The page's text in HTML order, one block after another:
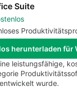
Suite
herunterladen für
leistungsfähige,
wurde.